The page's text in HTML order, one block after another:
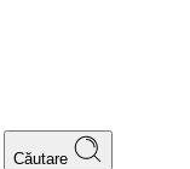
Căutare